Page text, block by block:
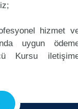
hizmet
uygun
Kursu